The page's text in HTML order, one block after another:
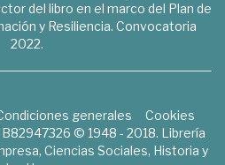
del libro en el marco del Plan de
y Resiliencia. Convocatoria
2022.
generales
Cookies
© 1948 - 2018. Librería
Ciencias Sociales, Historia y